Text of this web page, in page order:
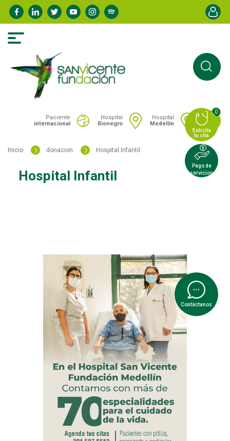
Pasar
al
Menú
Portal San Vicente - Menú hospitales
Paciente
internacional
Hospital
Rionegro
Hospital
Medellín
0
Inicio donacion Hospital Infantil
Hospital Infantil
Pago de
servicios
Contáctanos
Solicita
tu cita